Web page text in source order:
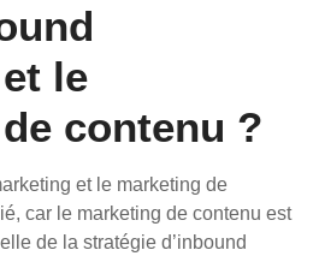
le
contenu ?
et le marketing de
car le marketing de contenu est
de la stratégie d’inbound